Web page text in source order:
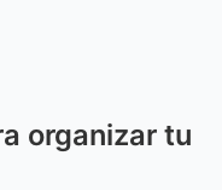
organizar tu